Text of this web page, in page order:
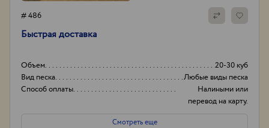
# 486
Быстрая доставка
Объем
20-30 куб
Вид песка
Любые виды песка
Способ оплаты
Налиными или
перевод на карту.
Опыт работы:
15 лет
Смотреть еще